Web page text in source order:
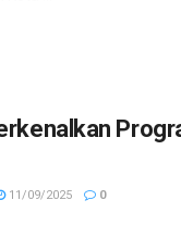
11/09/2025 0